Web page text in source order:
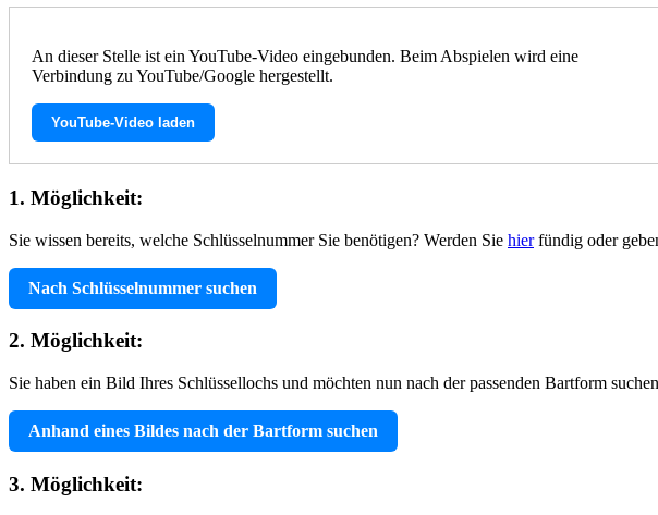
An dieser Stelle ist ein YouTube-Video eingebunden. Beim Abspielen wird eine
Verbindung zu YouTube/Google hergestellt.
YouTube-Video laden
1. Möglichkeit:
Sie wissen bereits, welche Schlüsselnummer Sie benötigen? Werden Sie hierfündig oder
Nach Schlüsselnummer suchen
2. Möglichkeit:
Sie haben ein Bild Ihres Schlüssellochs und möchten nun nach der passenden Bartform
Anhand eines Bildes nach der Bartform suchen
3. Möglichkeit: